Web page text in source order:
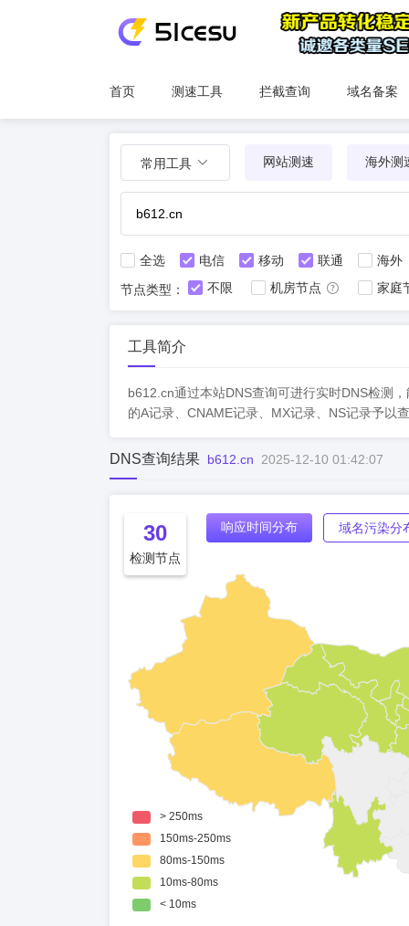
首页 测速工具 拦截查询 域名备案
常用工具 网站测速 海外测
全选 电信 移动 联通
海外
节点类型：
不限 机房节点 家庭
工具简介
b612.cn通过本站DNS查询可进行实时DNS检测
的A记录、CNAME记录、MX记录、NS记录予以
DNS查询结果 b612.cn 2025-12-10 01:42:07
30
检测节点
响应时间分布 域名污染分